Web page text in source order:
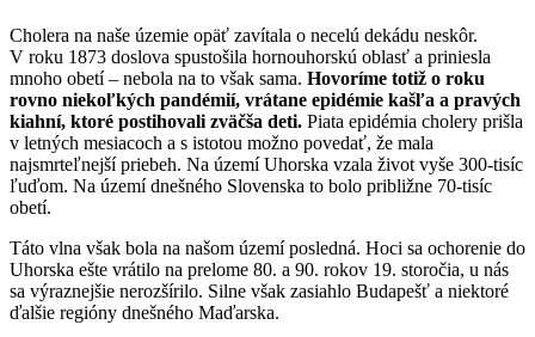
Cholera na naše územie opäť zavítala o necelú dekádu neskôr.
V roku 1873 doslova spustošila hornouhorskú oblasť a priniesla
mnoho obetí – nebola na to však sama. Hovoríme totiž o roku
rovno niekoľkých pandémií, vrátane epidémie kašľa a pravých
kiahní, ktoré postihovali zväčša deti. Piata epidémia cholery prišla
v letných mesiacoch a s istotou možno povedať, že mala
najsmrteľnejší priebeh. Na území Uhorska vzala život vyše 300-tisíc
ľuďom. Na území dnešného Slovenska to bolo približne 70-tisíc
obetí.
Táto vlna však bola na našom území posledná. Hoci sa ochorenie do
Uhorska ešte vrátilo na prelome 80. a 90. rokov 19. storočia, u nás
sa výraznejšie nerozšírilo. Silne však zasiahlo Budapešť a niektoré
ďalšie regióny dnešného Maďarska.